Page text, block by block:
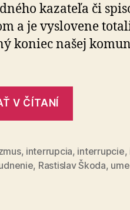
kazateľa či
a je vyslovene
koniec našej
V ČÍTANÍ
, interrupcia, interrupcie,
, Rastislav Škoda,